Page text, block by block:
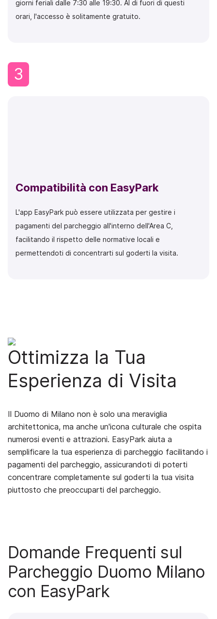
giorni feriali dalle 7:30 alle 19:30. Al di fuori di questi
orari, l'accesso è solitamente gratuito.
3
Compatibilità con EasyPark
L'app EasyPark può essere utilizzata per gestire i
pagamenti del parcheggio all'interno dell'Area C,
facilitando il rispetto delle normative locali e
permettendoti di concentrarti sul goderti la visita.
Ottimizza la Tua
Esperienza di Visita
Il Duomo di Milano non è solo una meraviglia
architettonica, ma anche un'icona culturale che ospita
numerosi eventi e attrazioni. EasyPark aiuta a
semplificare la tua esperienza di parcheggio facilitando i
pagamenti del parcheggio, assicurandoti di poterti
concentrare completamente sul goderti la tua visita
piuttosto che preoccuparti del parcheggio.
Domande Frequenti sul
Parcheggio Duomo Milano
con EasyPark